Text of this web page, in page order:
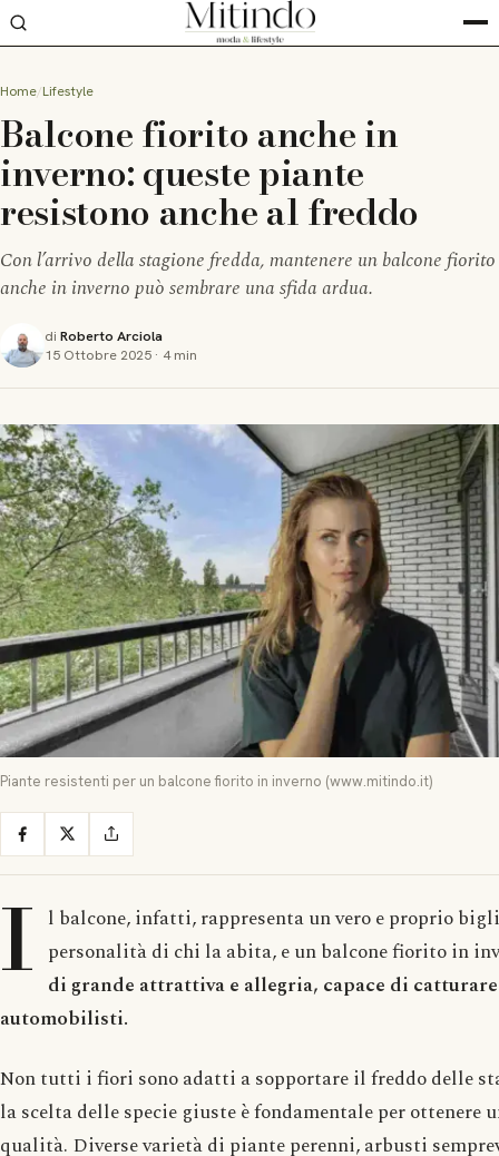
Home Lifestyle
Balcone fiorito anche in
inverno: queste piante
resistono anche al freddo
Con l’arrivo della stagione fredda, mantenere un balcone fiorito
anche in inverno può sembrare una sfida ardua.
di Roberto Arciola
15 Ottobre 2025 · 4 min
Piante resistenti per un balcone fiorito in inverno (www.mitindo.it)
I l balcone, infatti, rappresenta un vero e proprio
personalità di chi la abita, e un balcone fiorito in
di grande attrattiva e allegria, capace di
automobilisti.
Non tutti i fiori sono adatti a sopportare il freddo delle
la scelta delle specie giuste è fondamentale per ottenere
qualità. Diverse varietà di piante perenni, arbusti